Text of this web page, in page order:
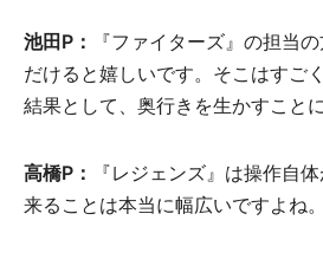
池田P：
『ファイターズ』の担当
だけると嬉しいです。そこはすご
結果として、奥行きを生かすこと
高橋P：
『レジェンズ』は操作自
来ることは本当に幅広いですよね。